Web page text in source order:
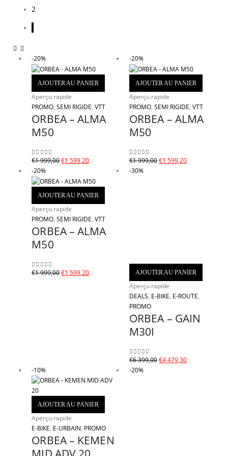
2
-20%
AJOUTER AU PANIER
Aperçu rapide
PROMO,SEMI RIGIDE,VTT
ORBEA – ALMA
M50
0sur 5
€1 999,00Le
initial
999,00.
€1 599,20Le
actuel
-20%
AJOUTER AU PANIER
Aperçu rapide
PROMO, SEMI RIGIDE, VTT
ORBEA – ALMA
M50
0sur 5
€1 999,00Le
€1 599,20Le
-20%
AJOUTER AU PANIER
Aperçu rapide
PROMO,SEMI RIGIDE,VTT
ORBEA – ALMA
M50
0sur 5
€1 999,00Le
€1 599,20Le
-30%
AJOUTER AU PANIER
Aperçu rapide
DEALS, E-BIKE, E-ROUTE,
PROMO
ORBEA – GAIN
M30I
0sur 5
€6 399,00Le
€4 479,30Le
-10%
AJOUTER AU PANIER
Aperçu rapide
E-BIKE, E-URBAIN, PROMO
ORBEA – KEMEN
-20%